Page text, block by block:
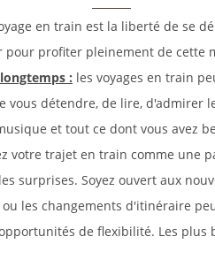
en train est la liberté de se
pour profiter pleinement de cette
: les voyages en train
vous détendre, de lire, d'admirer
et tout ce dont vous avez
votre trajet en train comme une
surprises. Soyez ouvert aux
les changements d'itinéraire
de flexibilité. Les